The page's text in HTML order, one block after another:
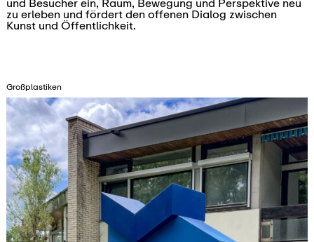
zu erleben und fördert den offenen Dialog zwischen
Kunst und Öffentlichkeit.
Großplastiken